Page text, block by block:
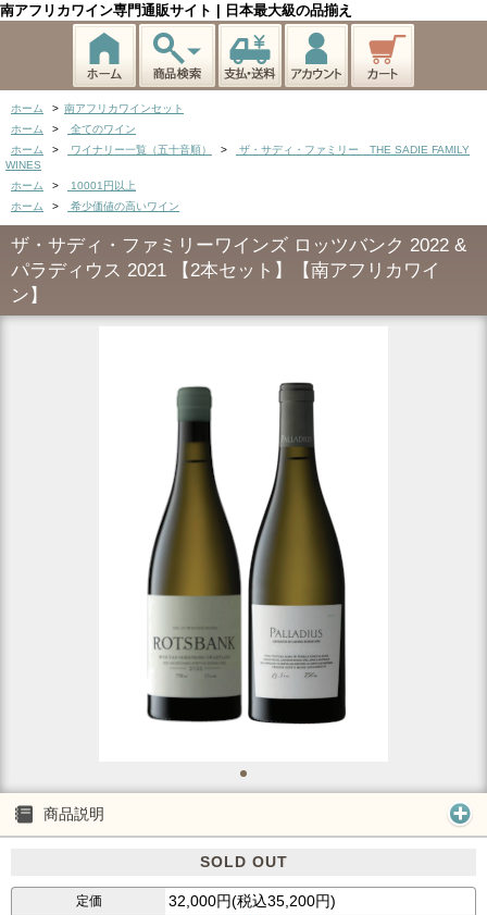
南アフリカワイン専門通販サイト | 日本最大級の品揃え
ホーム > 南アフリカワインセット
ホーム
>
全てのワイン
ホーム
> ワイナリー一覧（五十音順） >
ザ・サディ・ファミリー THE SADIE FAMILY
WINES
ホーム
>
10001円以上
ホーム
> 希少価値の高いワイン
ザ・サディ・ファミリーワインズ ロッツバンク 2022 &
パラディウス 2021 【2本セット】【南アフリカワイ
ン】
商品説明
SOLD OUT
定価 32,000円(税込35,200円)